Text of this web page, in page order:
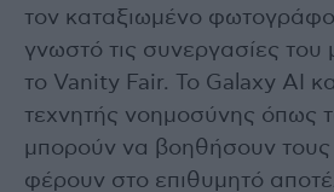
τον καταξιωμένο
γνωστό τις συνεργασίες του
το Vanity Fair. Το Galaxy AI
τεχνητής νοημοσύνης όπως
μπορούν να βοηθήσουν τους
φέρουν στο επιθυμητό